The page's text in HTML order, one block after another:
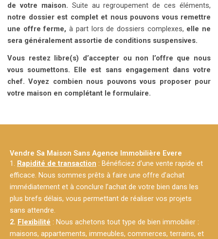
de votre maison. Suite au regroupement de ces éléments,
notre dossier est complet et nous pouvons vous remettre
une offre ferme, à part lors de dossiers complexes, elle ne
sera généralement assortie de conditions suspensives.
Vous restez libre(s) d’accepter ou non l’offre que nous
vous soumettons. Elle est sans engagement dans votre
chef. Voyez combien nous pouvons vous proposer pour
votre maison en complétant le formulaire.
Vendre Sa Maison Sans Agence Immobilière Evere
1. Rapidité de transaction : Bénéficiez d’une vente rapide et
efficace. Nous sommes prêts à faire une offre d’achat
immédiatement et à conclure l’achat de votre bien dans les
plus brefs délais, vous permettant de réaliser vos projets
sans attendre.
2. Flexibilité : Nous achetons tout type de bien immobilier :
maisons, appartements, immeubles, commerces, terrains, et